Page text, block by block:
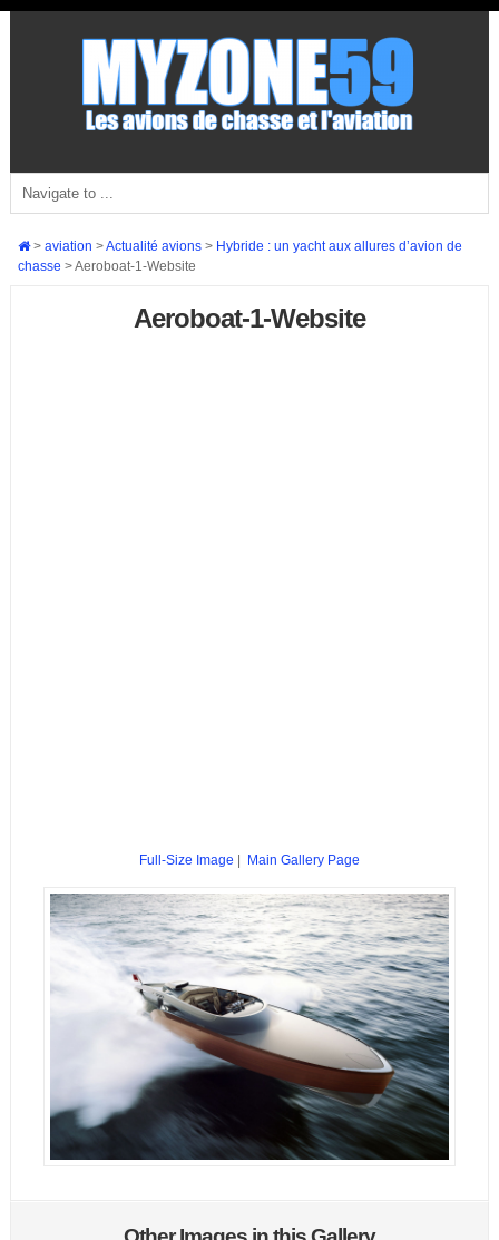
> aviation >Actualité avions> Hybride : un yacht aux allures d’avion de
chasse >Aeroboat-1-Website
Aeroboat-1-Website
Full-Size Image Main Gallery Page